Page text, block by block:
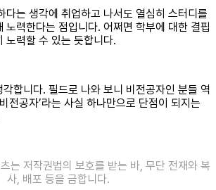
다는 생각에 취업하고 나서도 열심히 스터디를
노력한다는 점입니다. 어쩌면 학부에 대한 결핍
노력할 수 있는 듯합니다.
합니다. 필드로 나와 보니 비전공자인 분들 역
전공자’라는 사실 하나만으로 단점이 되지는
는 저작권법의 보호를 받는 바, 무단 전재와 복
사, 배포 등을 금합니다.